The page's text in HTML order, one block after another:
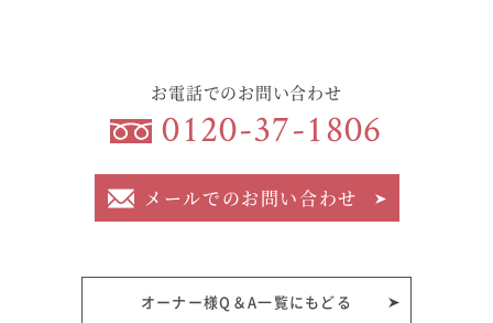
お電話でのお問い合わせ
0120-37-1806
メールでのお問い合わせ
オーナー様Q＆A一覧にもどる